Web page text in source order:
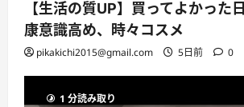
【生活の質UP】買ってよかった
康意識高め、時々コスメ
pikakichi2015@gmail.com 5日前 0
1 分読み取り